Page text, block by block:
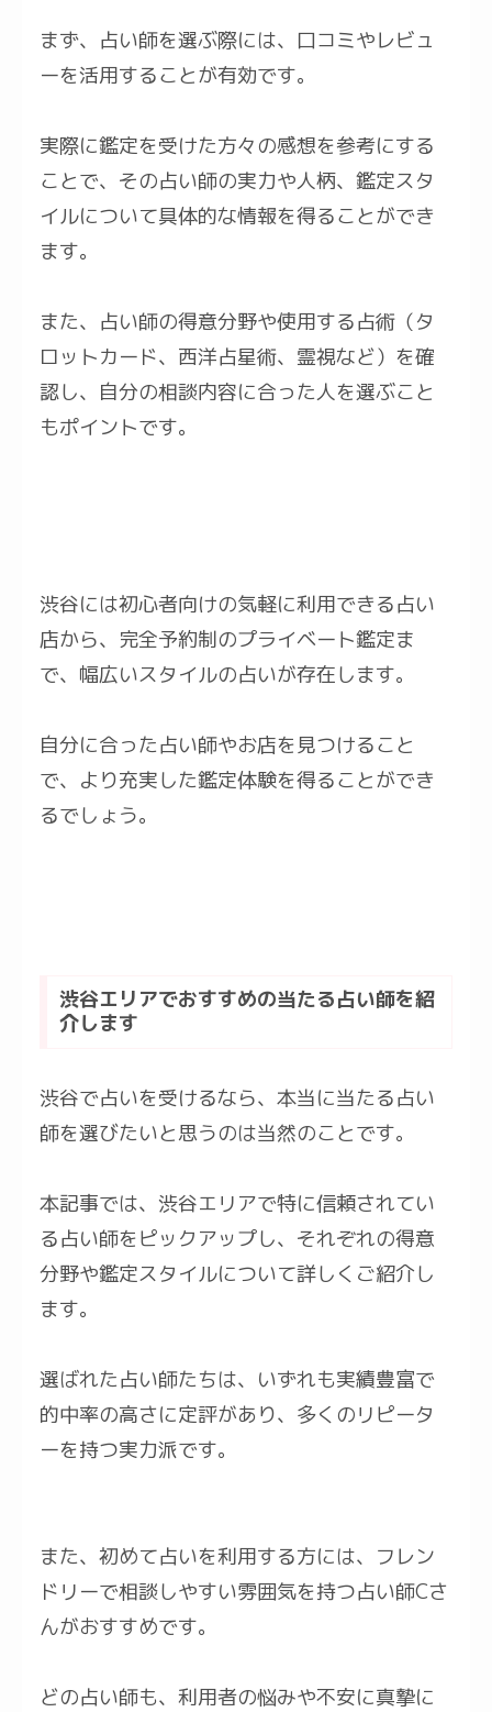
まず、占い師を選ぶ際には、口コミやレビュ
ーを活用することが有効です。
実際に鑑定を受けた方々の感想を参考にする
ことで、その占い師の実力や人柄、鑑定スタ
イルについて具体的な情報を得ることができ
ます。
また、占い師の得意分野や使用する占術（タ
ロットカード、西洋占星術、霊視など）を確
認し、自分の相談内容に合った人を選ぶこと
もポイントです。
渋谷には初心者向けの気軽に利用できる占い
店から、完全予約制のプライベート鑑定ま
で、幅広いスタイルの占いが存在します。
自分に合った占い師やお店を見つけること
で、より充実した鑑定体験を得ることができ
るでしょう。
渋谷エリアでおすすめの当たる占い師を紹
介します
渋谷で占いを受けるなら、本当に当たる占い
師を選びたいと思うのは当然のことです。
本記事では、渋谷エリアで特に信頼されてい
る占い師をピックアップし、それぞれの得意
分野や鑑定スタイルについて詳しくご紹介し
ます。
選ばれた占い師たちは、いずれも実績豊富で
的中率の高さに定評があり、多くのリピータ
ーを持つ実力派です。
また、初めて占いを利用する方には、フレン
ドリーで相談しやすい雰囲気を持つ占い師Cさ
んがおすすめです。
どの占い師も、利用者の悩みや不安に真摯に